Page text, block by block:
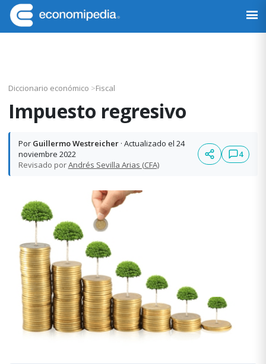
Saltar
a
la
Saltar
al
contenido
Saltar
a
la
Saltar
al
pie
Economipedia
Haciendo
Diccionario económico >Fiscal
Impuesto regresivo
Por Guillermo Westreicher· Actualizado el 24
noviembre 2022
Revisado porAndrés Sevilla Arias (CFA)
4